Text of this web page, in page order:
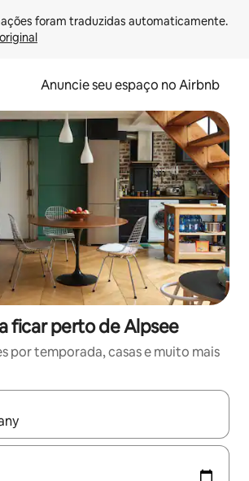
Anuncie seu espaço no Airbnb
ficar perto de Alpsee
por temporada, casas e muito mais
estiverem disponíveis, explore-os